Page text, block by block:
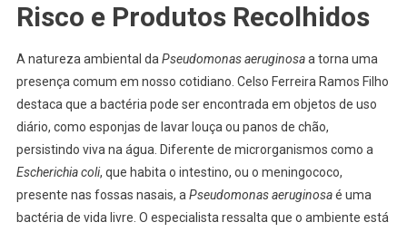
Risco e Produtos Recolhidos
A natureza ambiental daPseudomonas aeruginosaa torna uma
presença comum em nosso cotidiano. Celso Ferreira Ramos Filho
destaca que a bactéria pode ser encontrada em objetos de uso
diário, como esponjas de lavar louça ou panos de chão,
persistindo viva na água. Diferente de microrganismos como a
Escherichia coli, que habita o intestino, ou o meningococo,
presente nas fossas nasais, aPseudomonas aeruginosaé uma
bactéria de vida livre. O especialista ressalta que o ambiente está